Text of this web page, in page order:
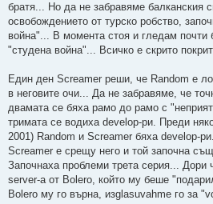
братя... Но да не забравяме балканския
освобождението от турско робство,
война"... В момента стоя и гледам почти
"студена война"... Всичко е скрито
Един ден Screamer реши, че Random е
в неговите очи... Да не забравяме, че
двамата се бяха рамо до рамо с
тримата се водиха develop-ри. Преди
2001) Random и Screamer бяха develop-
Screamer е срещу него и той започна
Започнаха проблеми трета серия... Дори
server-а от Bolero, който му беше
Bolero му го върна, изglasuvahme го за